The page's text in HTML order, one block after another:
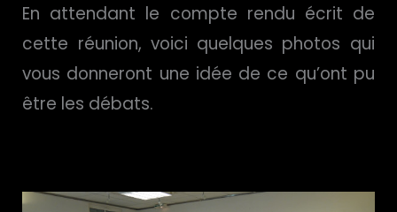
En attendant le compte rendu écrit de
cette réunion, voici quelques photos qui
vous donneront une idée de ce qu’ont pu
être les débats.